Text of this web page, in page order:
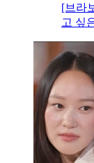
[브라
고 싶